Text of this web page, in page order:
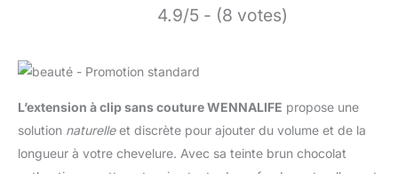
4.9/5 - (8 votes)
L’extension à clip sans couture WENNALIFE propose une
solution naturelleet discrète pour ajouter du volume et de la
longueur à votre chevelure. Avec sa teinte brun chocolat